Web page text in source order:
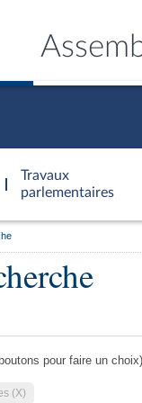
Travaux
parlementaires
pour faire un choix)
(X)